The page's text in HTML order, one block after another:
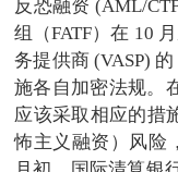
反恐融资 (AML/
组（FATF）在 10
务提供商 (VASP)
施各自加密法规。
应该采取相应的措
怖主义融资）风险